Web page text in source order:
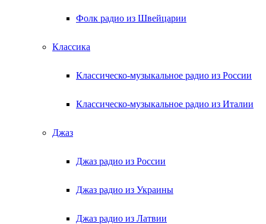
Фолк радио из Швейцарии
Классика
Классическо-музыкальное радио из России
Классическо-музыкальное радио из Италии
Джаз
Джаз радио из России
Джаз радио из Украины
Джаз радио из Латвии